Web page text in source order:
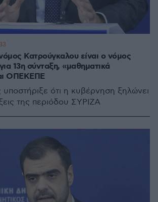
Κατρούγκαλου είναι ο νόμος
13η σύνταξη, «μαθηματικά
ΟΠΕΚΕΠΕ
ότι η κυβέρνηση ξηλώνει
της περιόδου ΣΥΡΙΖΑ
33